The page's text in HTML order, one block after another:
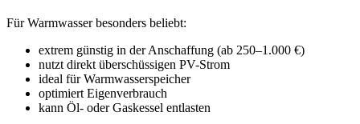
Für Warmwasser besonders beliebt:
extrem günstig in der Anschaffung (ab 250–1.000 €)
nutzt direkt überschüssigen PV-Strom
ideal für Warmwasserspeicher
optimiert Eigenverbrauch
kann Öl- oder Gaskessel entlasten